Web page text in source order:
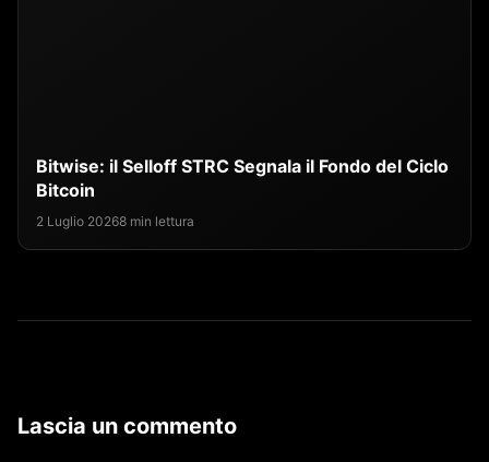
Bitwise: il Selloff STRC Segnala il Fondo del Ciclo
Bitcoin
2 Luglio 20268 min lettura
Lascia un commento